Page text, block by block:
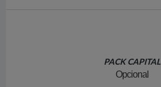
PACK CAPITAL
Opcional